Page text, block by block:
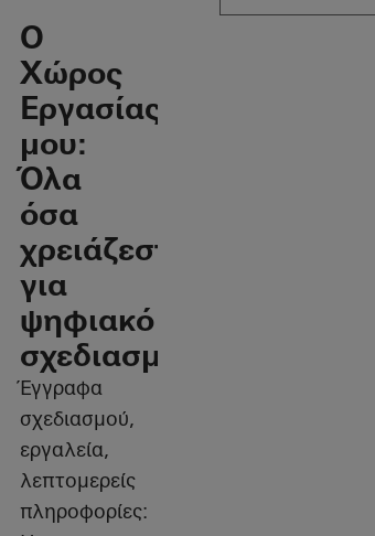
Ο
Χώρος
Εργασίας
μου:
Όλα
όσα
χρειάζεστε
για
ψηφιακό
σχεδιασμό
Έγγραφα
σχεδιασμού,
εργαλεία,
λεπτομερείς
πληροφορίες: